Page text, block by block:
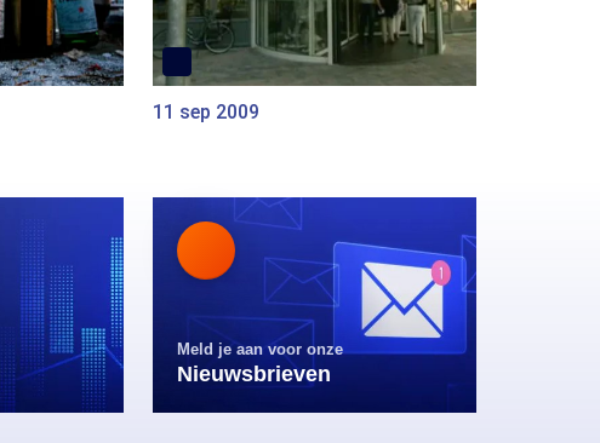
11 sep 2009
Meld je aan voor onze
Nieuwsbrieven